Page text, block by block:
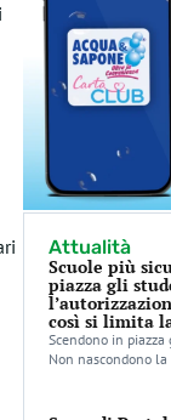
Attualità
Scuole più
piazza gli
così si limita
Scendono in
Non nascondono